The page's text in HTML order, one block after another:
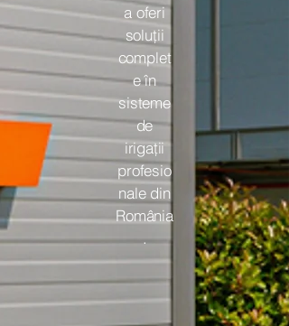
a oferi
soluţii
complet
e în
sisteme
de
irigaţii
profesio
nale din
România
.